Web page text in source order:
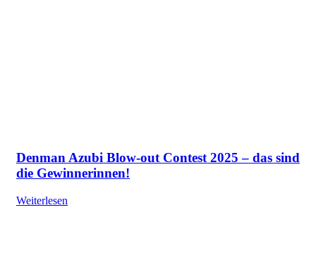
Denman Azubi Blow-out Contest 2025 – das sind
die Gewinnerinnen!
Weiterlesen